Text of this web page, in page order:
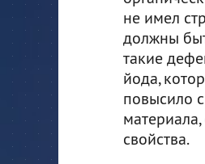
не имел
должны
такие
йода,
повысило
свойства.